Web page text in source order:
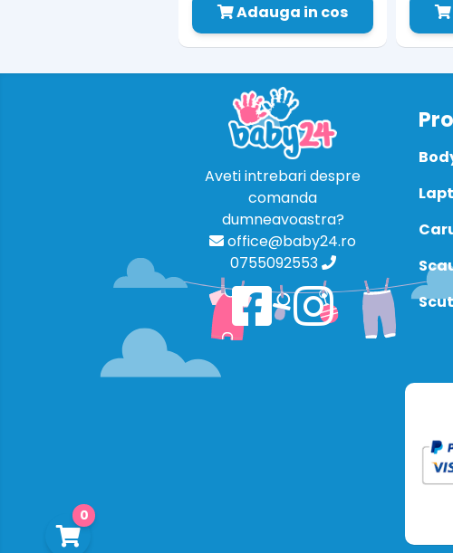
0
Adauga in cos
Aveti intrebari despre
comanda
dumneavoastra?
office@baby24.ro
0755092553